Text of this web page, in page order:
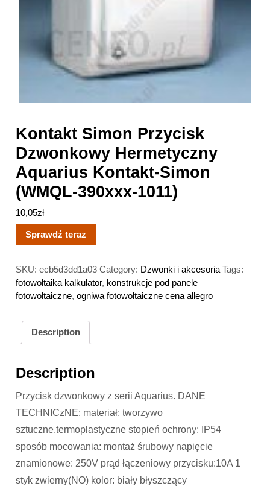
Kontakt Simon Przycisk
Dzwonkowy Hermetyczny
Aquarius Kontakt-Simon
(WMQL-390xxx-1011)
10,05zł
Sprawdź teraz
SKU:ecb5d3dd1a03 Category: Dzwonki i akcesoria Tags:
fotowoltaika kalkulator, konstrukcje pod panele
fotowoltaiczne,ogniwa fotowoltaiczne cena allegro
Description
Description
Przycisk dzwonkowy z serii Aquarius. DANE
TECHNICzNE: materiał: tworzywo
sztuczne,termoplastyczne stopień ochrony: IP54
sposób mocowania: montaż śrubowy napięcie
znamionowe: 250V prąd łączeniowy przycisku:10A 1
styk zwierny(NO) kolor: biały błyszczący